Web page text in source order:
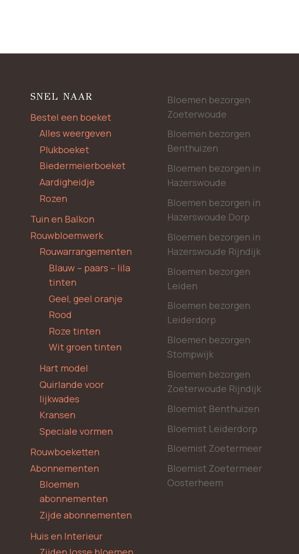
SNEL NAAR
Bestel een boeket
Alles weergeven
Plukboeket
Biedermeierboeket
Aardigheidje
Rozen
Tuin en Balkon
Rouwbloemwerk
Rouwarrangementen
Blauw – paars – lila
tinten
Geel, geel oranje
Rood
Roze tinten
Wit groen tinten
Hart model
Quirlande voor
lijkwades
Kransen
Speciale vormen
Rouwboeketten
Abonnementen
Bloemen
abonnementen
Zijde abonnementen
Huis en Interieur
Bloemen bezorgen
Zoeterwoude
Bloemen bezorgen
Benthuizen
Bloemen bezorgen in
Hazerswoude
Bloemen bezorgen in
Hazerswoude Dorp
Bloemen bezorgen in
Hazerswoude Rijndijk
Bloemen bezorgen
Leiden
Bloemen bezorgen
Leiderdorp
Bloemen bezorgen
Stompwijk
Bloemen bezorgen
Zoeterwoude Rijndijk
Bloemist Benthuizen
Bloemist Leiderdorp
Bloemist Zoetermeer
Bloemist Zoetermeer
Oosterheem